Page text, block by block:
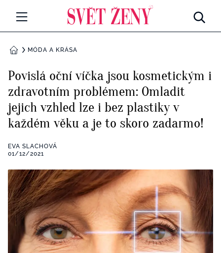
Všechny kategorie
Rozhovory
RETROHUBKY
PSYCHOLOGIE
Seberozvoj
ZDRAVÍ
Životní styl
ZÁBAVA
Všechny kategorie
Testy a kvízy
BYDLENÍ
Všechny kategorie
Tvoření
BurdaMedia
DOMŮMÓDA A KRÁSA
Povislá oční víčka jsou kosmetickým i
zdravotním problémem: Omladit
jejich vzhled lze i bez plastiky v
každém věku a je to skoro zadarmo!
EVA SLACHOVÁ
01/12/2021